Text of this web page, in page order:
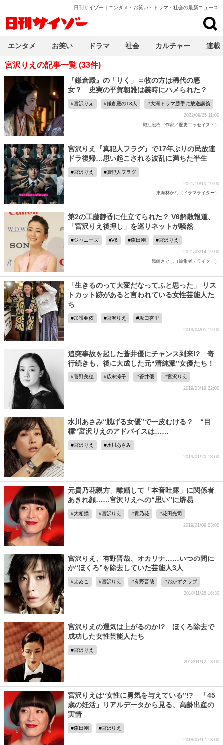
日刊サイゾー｜エンタメ・お笑い・ドラマ・社会の最新ニュース
宮沢りえの記事一覧 (33件)
『鎌倉殿』の「りく」＝牧の方は稀代の悪
女？ 史実の平賀朝雅は義時にハメられた？
宮沢りえ 鎌倉殿の13人 大河ドラマ勝手に放送講義
2022/09/25 11:00
堀江宏樹（作家／歴史エッセイスト）
宮沢りえ『真犯人フラグ』で17年ぶりの民放連
ドラ復帰…思い起こされる波乱に満ちた半生
宮沢りえ 真犯人フラグ
2021/10/10 19:00
東海林かな（ドラマライター）
第2の工藤静香に仕立てられた？ V6解散報道、
「宮沢りえ後押し」を巡りネットが騒然
ジャニーズ V6 森田剛 宮沢りえ
2021/03/14 19:00
黒崎さとし（編集者・ライター）
「生きるのって大変だなってふと思った」 リス
トカット跡があると言われている女性芸能人た
ち
加護亜依 宮沢りえ 坂口杏里
2019/04/05 19:00
追突事故を起した蒼井優にチャンス到来!? 奇
行続きも、後に大成した元“清純派”女優たち！
菅野美穂 広末涼子 蒼井優 宮沢りえ
2019/03/19 22:00
水川あさみ“脱げる女優”で一皮むける？ “目
標”宮沢りえのアドバイスは……
宮沢りえ 水川あさみ
2019/01/20 18:00
元貴乃花親方、離婚して「本音吐露」に関係者
あきれ顔……宮沢りえへの“思い”に辟易
大相撲 宮沢りえ 貴乃花 花田光司
2019/01/09 23:00
宮沢りえ、有野晋哉、オカリナ……いつの間に
か“ほくろ”を除去していた芸能人3人
よゐこ 宮沢りえ 有野晋哉 おかずクラブ
2018/11/28 16:30
宮沢りえの運気は上がるのか!? ほくろ除去で
成功した女性芸能人たち
宮沢りえ
2018/11/12 13:00
宮沢りえは“女性に勇気を与えている”!? 「45
歳の妊活」リアルデータから見る、高齢出産の
実情
森田剛 宮沢りえ
2018/07/17 13:00
エンタメ お笑い ドラマ 社会 カルチャー 連載